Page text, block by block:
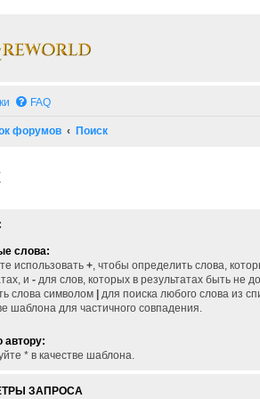
FAQ
форумов Поиск
слова:
использовать +, чтобы определить слова,
и - для слов, которых в результатах быть не
слова символом
для поиска любого слова из
шаблона для частичного совпадения.
автору:
* в качестве шаблона.
ЗАПРОСА